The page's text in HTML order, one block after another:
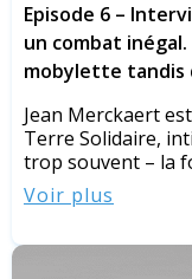
Episode 6 –
un combat
mobylette tandis
Jean Merckaert
Terre Solidaire,
trop souvent – la
Voir plus